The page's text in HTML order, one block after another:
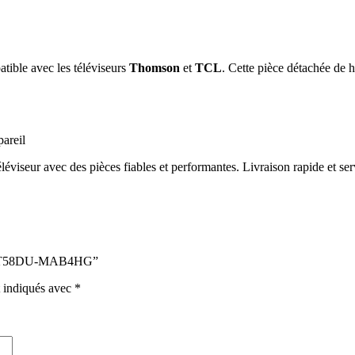
avec les téléviseurs Thomson etTCL. Cette pièce détachée de
avec des pièces fiables et performantes. Livraison rapide et
MAB4HG”
avec *